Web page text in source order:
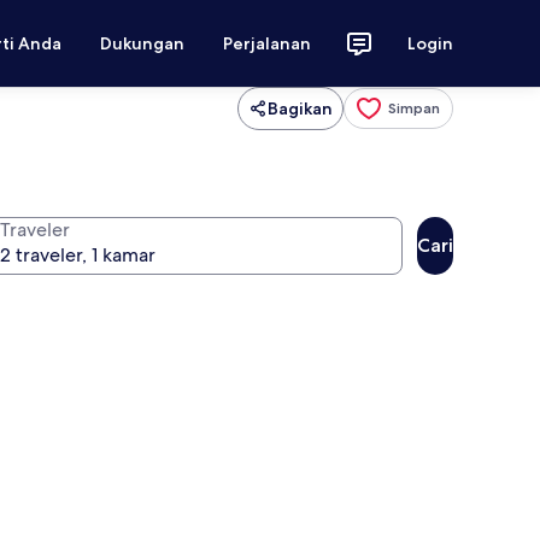
Anda Dukungan Perjalanan Login
Bagikan Simpan
Traveler
Cari